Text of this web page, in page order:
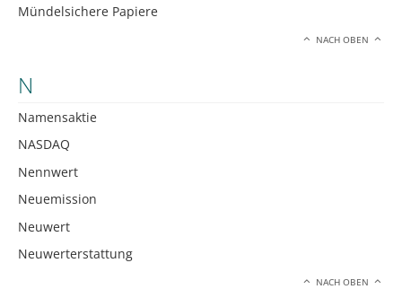
Mündelsichere Papiere
NACH OBEN
N
Namensaktie
NASDAQ
Nennwert
Neuemission
Neuwert
Neuwerterstattung
NACH OBEN